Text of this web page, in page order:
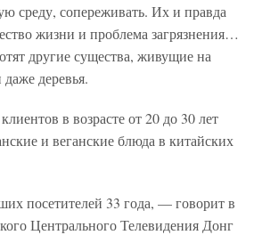
среду, сопереживать. Их и правда
жизни и проблема загрязнения…
другие существа, живущие на
деревья.
в возрасте от 20 до 30 лет
и веганские блюда в китайских
посетителей 33 года, — говорит в
Центрального Телевидения Донг